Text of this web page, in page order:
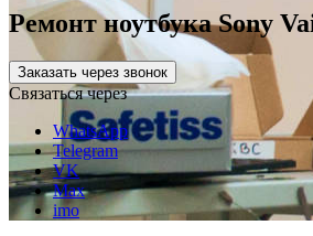
Ремонт ноутбука Sony
Заказать через звонок
Связаться через
WhatsApp
Telegram
VK
Max
imo